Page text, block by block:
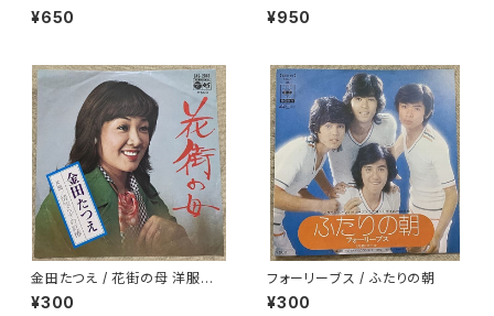
¥650 ¥950
金田たつえ / 花街の母 洋服ジャ
ケ
¥300
フォーリーブス / ふたりの朝
¥300